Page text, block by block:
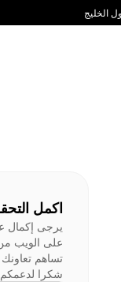
اكمل
يرجى إكمال
على الويب
تساهم
شكرا